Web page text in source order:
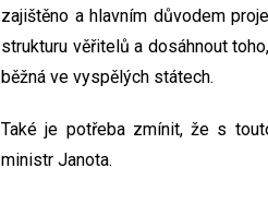
zajištěno a hlavním důvodem
strukturu věřitelů a dosáhnout
běžná ve vyspělých státech.
Také je potřeba zmínit, že s
ministr Janota.